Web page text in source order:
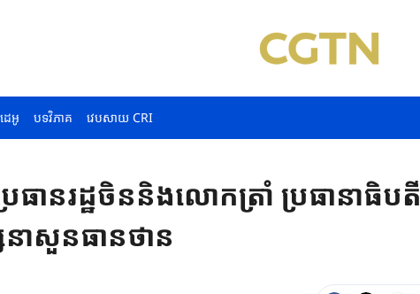
េអូ បទវិភាគ វេបសាយ CRI
ានរដ្ឋចិន​និងលោកត្រាំ ​ប្រធានាធិបតី​
ា​សួនធានថាន​